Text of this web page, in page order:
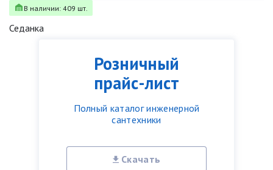
Розничный
прайс-лист
Полный каталог инженерной
сантехники
Скачать
В наличии: 409 шт.
Седанка